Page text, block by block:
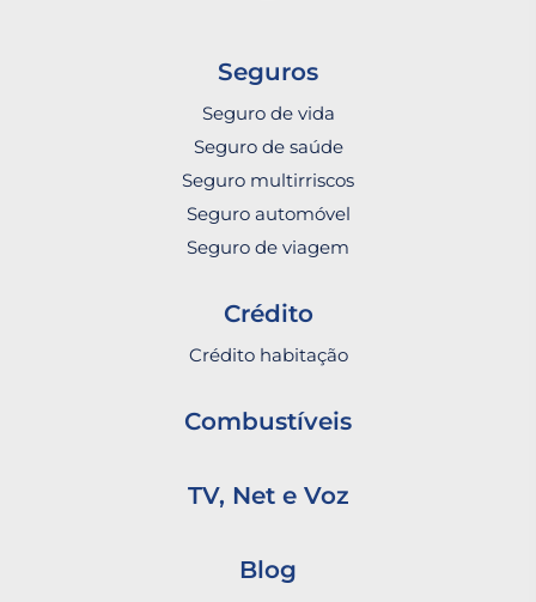
Seguros
Seguro de vida
Seguro de saúde
Seguro multirriscos
Seguro automóvel
Seguro de viagem
Crédito
Crédito habitação
Combustíveis
TV, Net e Voz
Blog